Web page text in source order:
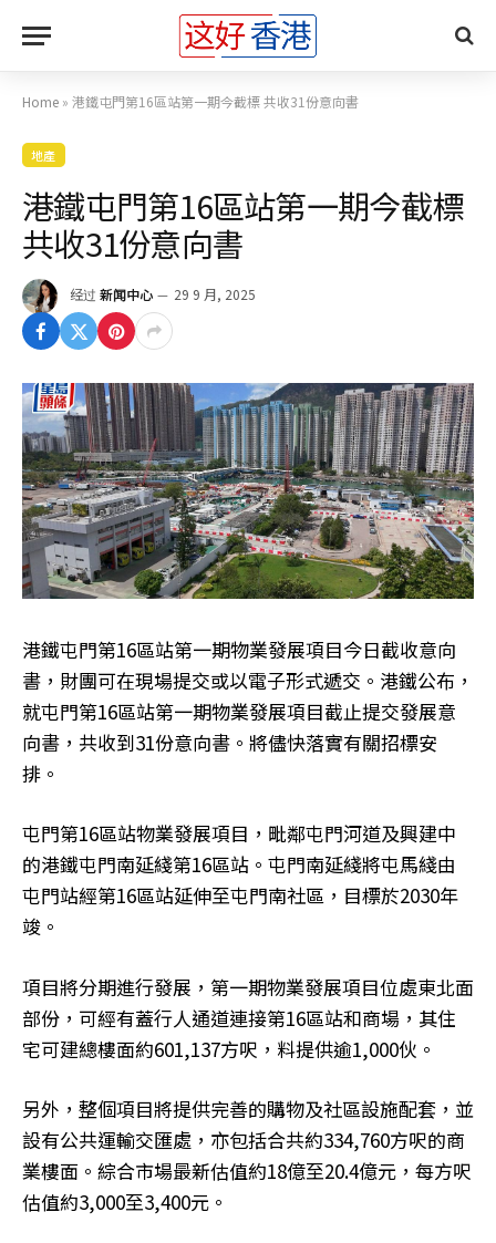
Home » 港鐵屯門第16區站第一期今截標 共收31份意向書
地產
港鐵屯門第16區站第一期今截標
共收31份意向書
经过 新闻中心 29 9 月, 2025
港鐵屯門第16區站第一期物業發展項目今日截收意向
書，財團可在現場提交或以電子形式遞交。港鐵公布，
就屯門第16區站第一期物業發展項目截止提交發展意
向書，共收到31份意向書。將儘快落實有關招標安
排。
屯門第16區站物業發展項目，毗鄰屯門河道及興建中
的港鐵屯門南延綫第16區站。屯門南延綫將屯馬綫由
屯門站經第16區站延伸至屯門南社區，目標於2030年
竣。
項目將分期進行發展，第一期物業發展項目位處東北面
部份，可經有蓋行人通道連接第16區站和商場，其住
宅可建總樓面約601,137方呎，料提供逾1,000伙。
另外，整個項目將提供完善的購物及社區設施配套，並
設有公共運輸交匯處，亦包括合共約334,760方呎的商
業樓面。綜合市場最新估值約18億至20.4億元，每方呎
估值約3,000至3,400元。